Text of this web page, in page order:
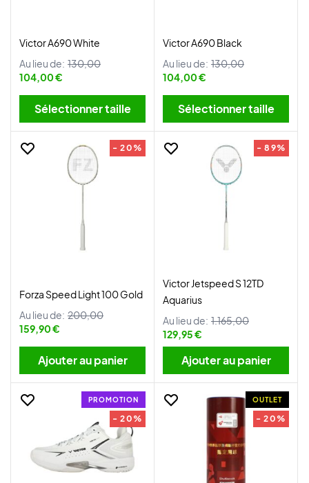
Victor A690 White
Au lieu de: 130,00
104,00 €
Sélectionner taille
Victor A690 Black
Au lieu de: 130,00
104,00 €
Sélectionner taille
- 20%
Forza Speed Light 100 Gold
Au lieu de: 200,00
159,90 €
Ajouter au panier
- 89%
Victor Jetspeed S 12TD
Aquarius
Au lieu de: 1.165,00
129,95 €
Ajouter au panier
PROMOTION
- 20%
OUTLET
- 20%